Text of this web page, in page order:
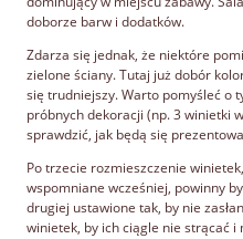
doborze barw i dodatków.
Zdarza się jednak, że niektóre
zielone ściany. Tutaj już dobór
się trudniejszy. Warto pomyśleć o
próbnych dekoracji (np. 3 winietki
sprawdzić, jak będą się
Po trzecie rozmieszczenie
wspomniane wcześniej, powinny
drugiej ustawione tak, by nie
winietek, by ich ciągle nie strącać i